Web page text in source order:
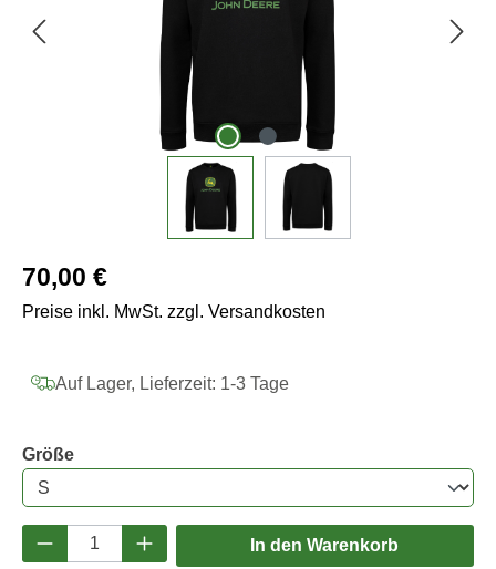
Regulärer Preis:
70,00 €
Preise inkl. MwSt. zzgl. Versandkosten
Auf Lager, Lieferzeit: 1-3 Tage
Größeauswählen
Produkt Anzahl: Gib den gewünschten
In den Warenkorb